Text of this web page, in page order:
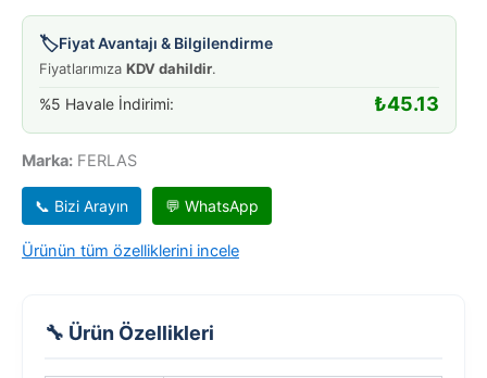
🏷️Fiyat Avantajı & Bilgilendirme
Fiyatlarımıza KDV dahildir.
%5 Havale İndirimi: ₺45.13
Marka: FERLAS
📞 Bizi Arayın 💬 WhatsApp
Ürünün tüm özelliklerini incele
🔧 Ürün Özellikleri